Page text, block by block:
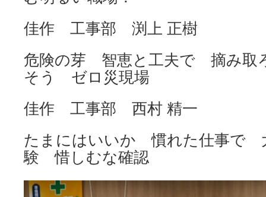
佳作 工事部 渕上 正樹
危険の芽 智恵と工夫で 摘み取
そう ゼロ災現場
佳作 工事部 西村 精一
たまにはいいか 慣れた仕事で
験 惜しむな確認